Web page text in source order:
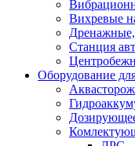
Вихревые
Станция
Оборудование
Аквасторож